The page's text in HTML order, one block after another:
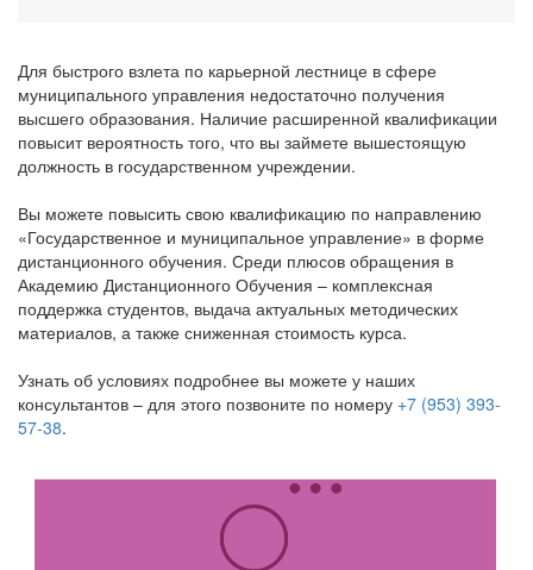
Для быстрого взлета по карьерной лестнице в сфере
муниципального управления недостаточно получения
высшего образования. Наличие расширенной квалификации
повысит вероятность того, что вы займете вышестоящую
должность в государственном учреждении.
Вы можете повысить свою квалификацию по направлению
«Государственное и муниципальное управление» в форме
дистанционного обучения. Среди плюсов обращения в
Академию Дистанционного Обучения – комплексная
поддержка студентов, выдача актуальных методических
материалов, а также сниженная стоимость курса.
Узнать об условиях подробнее вы можете у наших
консультантов – для этого позвоните по номеру +7 (953) 393-
57-38.